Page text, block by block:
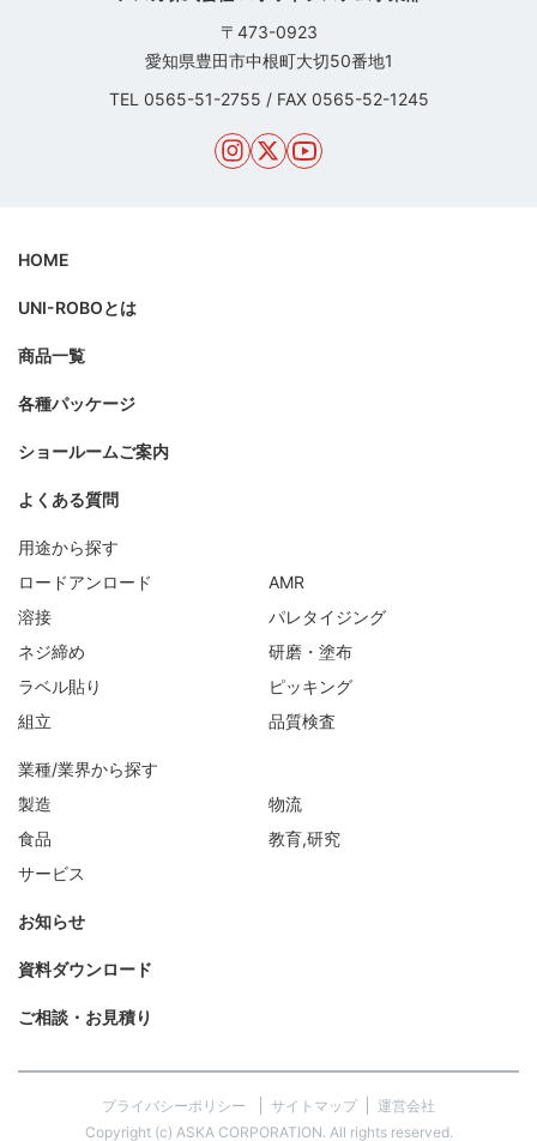
〒473-0923
愛知県豊田市中根町大切50番地1
TEL 0565-51-2755 / FAX 0565-52-1245
HOME
UNI-ROBOとは
商品一覧
各種パッケージ
ショールームご案内
よくある質問
用途から探す
ロードアンロード
AMR
溶接
パレタイジング
ネジ締め
研磨・塗布
ラベル貼り
ピッキング
組立
品質検査
業種/業界から探す
製造
物流
食品
教育,研究
サービス
お知らせ
資料ダウンロード
ご相談・お見積り
プライバシーポリシー サイトマップ
運営会社
Copyright (c) ASKA CORPORATION. All rights reserved.